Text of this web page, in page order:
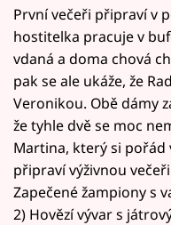
První večeři připraví v
hostitelka pracuje v
vdaná a doma chová
pak se ale ukáže, že
Veronikou. Obě dámy
že tyhle dvě se moc
Martina, který si pořád
připraví výživnou
Zapečené žampiony s
2) Hovězí vývar s